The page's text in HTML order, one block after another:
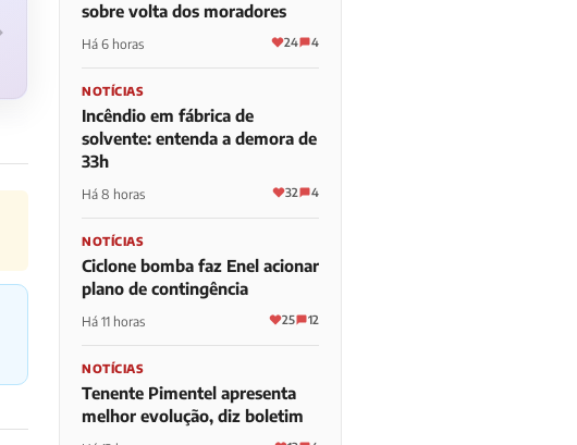
sobre volta dos moradores
Há 6 horas 24 4
NOTÍCIAS
Incêndio em fábrica de
solvente: entenda a demora de
33h
Há 8 horas 32 4
NOTÍCIAS
Ciclone bomba faz Enel acionar
plano de contingência
Há 11 horas 25 12
NOTÍCIAS
Tenente Pimentel apresenta
melhor evolução, diz boletim